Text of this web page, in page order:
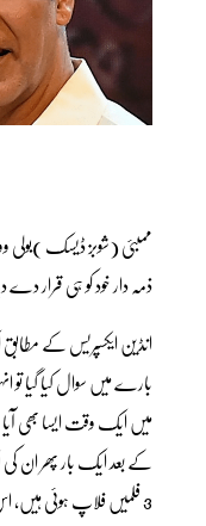
ممبئی (شوبز ڈیسک )بولی
ذمہ دار خود کو ہی قرار دے
انڈین ایکسپریس کے
بارے میں سوال کیا گیا تو
3 فلمیں فلاپ ہوئی ہیں، اس میں قصور کسی کا نہیں، صرف میرا ہے۔